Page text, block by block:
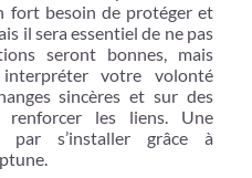
fort besoin de protéger et
il sera essentiel de ne pas
seront bonnes, mais
votre volonté
sincères et sur des
renforcer les liens. Une
par s’installer grâce à